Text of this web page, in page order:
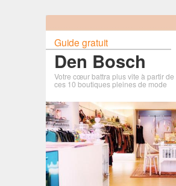
Guide gratuit
Den Bosch
Votre cœur battra plus vite à partir de
ces 10 boutiques pleines de mode